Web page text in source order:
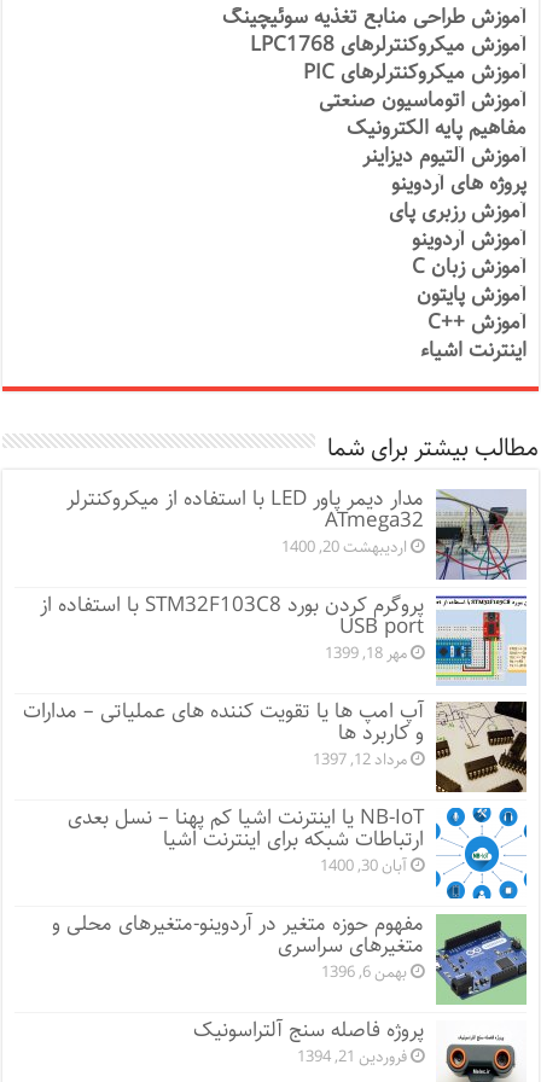
آموزش طراحی منابع تغذیه سوئیچینگ
آموزش میکروکنترلرهای LPC1768
آموزش میکروکنترلرهای PIC
آموزش اتوماسیون صنعتی
مفاهیم پایه الکترونیک
آموزش آلتیوم دیزاینر
پروژه های آردوینو
آموزش رزبری پای
آموزش آردوینو
آموزش زبان C
آموزش پایتون
آموزش ++C
اینترنت اشیاء
مطالب بیشتر برای شما
مدار دیمر پاور LED با استفاده از میکروکنترلر
ATmega32
اردیبهشت 20, 1400
پروگرم کردن بورد STM32F103C8 با استفاده از
USB port
مهر 18, 1399
آپ امپ ها یا تقویت کننده های عملیاتی – مدارات
و کاربرد ها
مرداد 12, 1397
NB-IoT یا اینترنت اشیا کم پهنا – نسل بعدی
ارتباطات شبکه برای اینترنت اشیا
آبان 30, 1400
مفهوم حوزه متغیر در آردوینو-متغیرهای محلی و
متغیرهای سراسری
بهمن 6, 1396
پروژه فاصله سنج آلتراسونیک
فروردین 21, 1394